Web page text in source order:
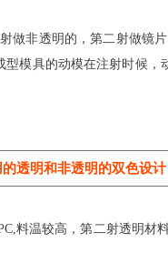
非透明的，第二射做镜
模具的动模在注射时候
透明和非透明的双色设计
料温较高，第二射透明